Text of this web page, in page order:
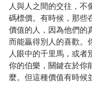
人與人之間的交往，不
碼標價。有時候，那些
價值的人，因為他們的
而能贏得別人的喜歡。
人眼中的千里馬，或者
你的伯樂，關鍵在於你
麼。但這種價值有時候